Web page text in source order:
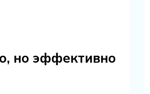
но эффективно